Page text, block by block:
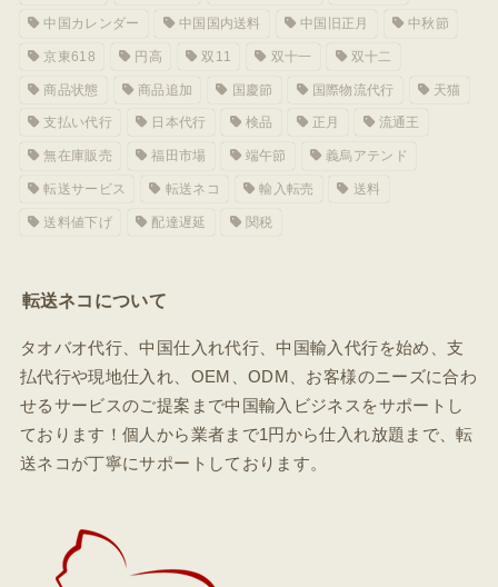
中国カレンダー 中国国内送料 中国旧正月 中秋節
京東618 円高 双11 双十一 双十二
商品状態 商品追加 国慶節 国際物流代行 天猫
支払い代行 日本代行 検品 正月 流通王
無在庫販売 福田市場 端午節 義烏アテンド
転送サービス 転送ネコ 輸入転売 送料
送料値下げ 配達遅延 関税
転送ネコについて
タオバオ代行、中国仕入れ代行、中国輸入代行を始め、支
払代行や現地仕入れ、OEM、ODM、お客様のニーズに合わ
せるサービスのご提案まで中国輸入ビジネスをサポートし
ております！個人から業者まで1円から仕入れ放題まで、転
送ネコが丁寧にサポートしております。